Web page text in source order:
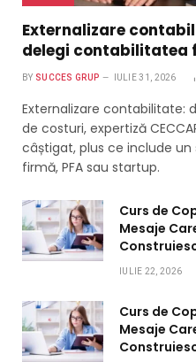
Externalizare
delegi contabilitatea
BY SUCCES GRUP IULIE 31, 2026
Externalizare contabilitate:
de costuri, expertiză
câștigat, plus ce include
firmă, PFA sau startup.
Curs de
Mesaje
IULIE 22, 2026
Curs de
Mesaje